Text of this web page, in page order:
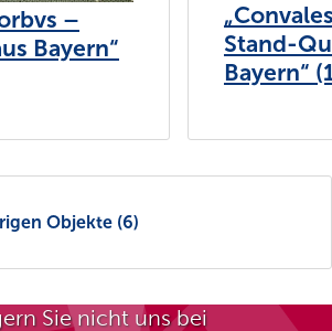
–
Bayern“
Stand-
Bayern“
Objekte (6)
Sie nicht uns bei